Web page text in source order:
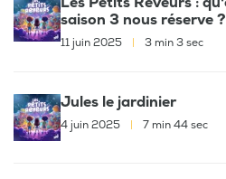
saison 3 nous réserve ?
11 juin 2025 3 min 3 sec
Jules le jardinier
4 juin 2025 7 min 44 sec